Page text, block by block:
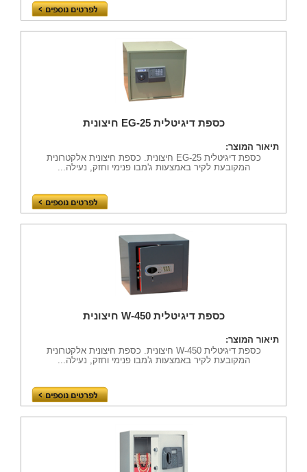
כספת דיגיטלית EG-25 חיצונית
תיאור המוצר:
כספת דיגיטלית EG-25 חיצונית. כספת חיצונית אלקטרונית
המקובעת לקיר באמצעות ג'מבו פנימי וחזק, נעילה...
כספת דיגיטלית W-450 חיצונית
תיאור המוצר:
כספת דיגיטלית W-450 חיצונית. כספת חיצונית אלקטרונית
המקובעת לקיר באמצעות ג'מבו פנימי וחזק, נעילה...